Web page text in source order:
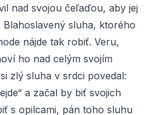
nad svojou čeľaďou, aby jej
Blahoslavený sluha, ktorého
nájde tak robiť. Veru,
ho nad celým svojím
zlý sluha v srdci povedal:
a začal by biť svojich
s opilcami, pán toho sluhu